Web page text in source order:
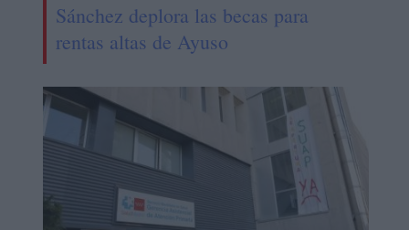
Sánchez deplora las becas para
rentas altas de Ayuso